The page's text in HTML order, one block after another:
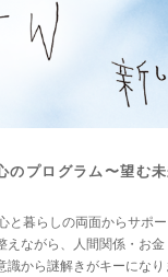
のプログラム〜望む
と暮らしの両面からサポ
えながら、人間関係・お金
識から謎解きがキーになり